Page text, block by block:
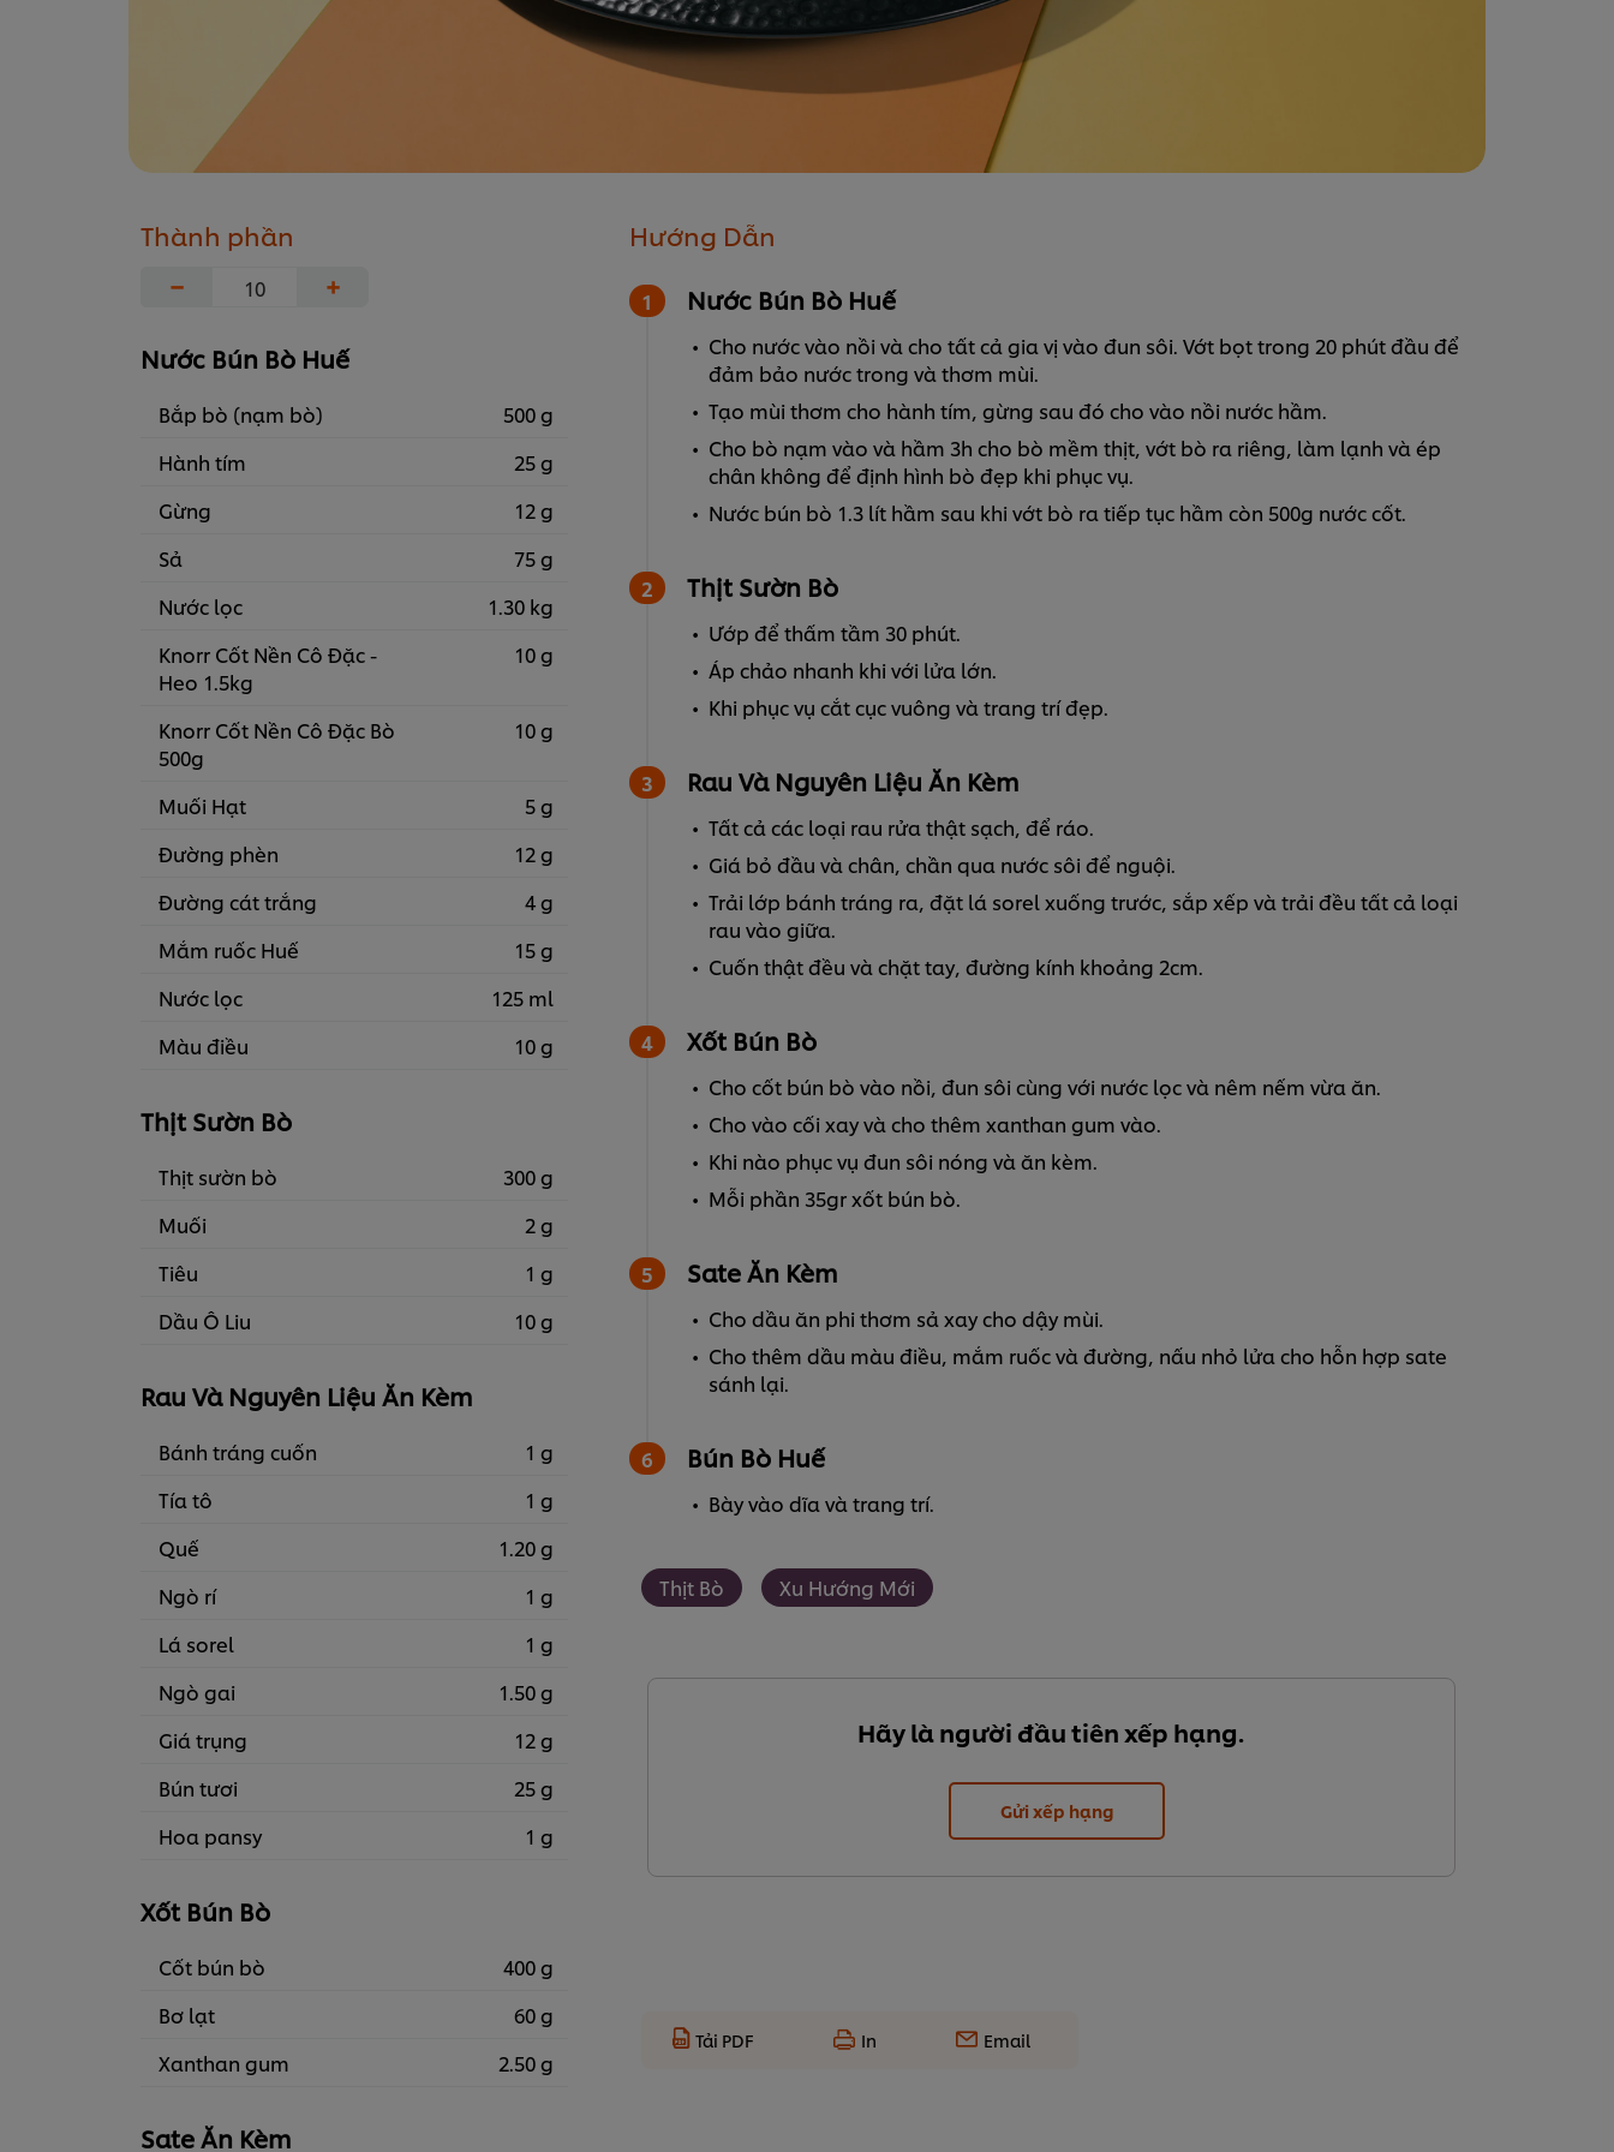
Thành phần
−
+
Nước Bún Bò Huế
Bắp bò (nạm bò)
500 g
Hành tím
25 g
Gừng
12 g
Sả
75 g
Nước lọc
1.30 kg
Knorr Cốt Nền Cô Đặc -
Heo 1.5kg
10 g
Knorr Cốt Nền Cô Đặc Bò
500g
10 g
Muối Hạt
5 g
Đường phèn
12 g
Đường cát trắng
4 g
Mắm ruốc Huế
15 g
Nước lọc
125 ml
Màu điều
10 g
Thịt Sườn Bò
Thịt sườn bò
300 g
Muối
2 g
Tiêu
1 g
Dầu Ô Liu
10 g
Rau Và Nguyên Liệu Ăn Kèm
Bánh tráng cuốn
1 g
Tía tô
1 g
Quế
1.20 g
Ngò rí
1 g
Lá sorel
1 g
Ngò gai
1.50 g
Giá trụng
12 g
Bún tươi
25 g
Hoa pansy
1 g
Xốt Bún Bò
Cốt bún bò
400 g
Bơ lạt
60 g
Xanthan gum
2.50 g
Sate Ăn Kèm
Hướng Dẫn
Nước Bún Bò Huế
Cho nước vào nồi và cho tất cả gia vị vào đun sôi. Vớt bọt trong 20 phút đầu để
đảm bảo nước trong và thơm mùi.
Tạo mùi thơm cho hành tím, gừng sau đó cho vào nồi nước hầm.
Cho bò nạm vào và hầm 3h cho bò mềm thịt, vớt bò ra riêng, làm lạnh và ép
chân không để định hình bò đẹp khi phục vụ.
Nước bún bò 1.3 lít hầm sau khi vớt bò ra tiếp tục hầm còn 500g nước cốt.
Thịt Sườn Bò
Ướp để thấm tầm 30 phút.
Áp chảo nhanh khi với lửa lớn.
Khi phục vụ cắt cục vuông và trang trí đẹp.
Rau Và Nguyên Liệu Ăn Kèm
Tất cả các loại rau rửa thật sạch, để ráo.
Giá bỏ đầu và chân, chần qua nước sôi để nguội.
Trải lớp bánh tráng ra, đặt lá sorel xuống trước, sắp xếp và trải đều tất cả loại
rau vào giữa.
Cuốn thật đều và chặt tay, đường kính khoảng 2cm.
Xốt Bún Bò
Cho cốt bún bò vào nồi, đun sôi cùng với nước lọc và nêm nếm vừa ăn.
Cho vào cối xay và cho thêm xanthan gum vào.
Khi nào phục vụ đun sôi nóng và ăn kèm.
Mỗi phần 35gr xốt bún bò.
Sate Ăn Kèm
Cho dầu ăn phi thơm sả xay cho dậy mùi.
Cho thêm dầu màu điều, mắm ruốc và đường, nấu nhỏ lửa cho hỗn hợp sate
sánh lại.
Bún Bò Huế
Bày vào dĩa và trang trí.
Thịt Bò Xu Hướng Mới
Hãy là người đầu tiên xếp hạng.
Gửi xếp hạng
Tải PDF In Email